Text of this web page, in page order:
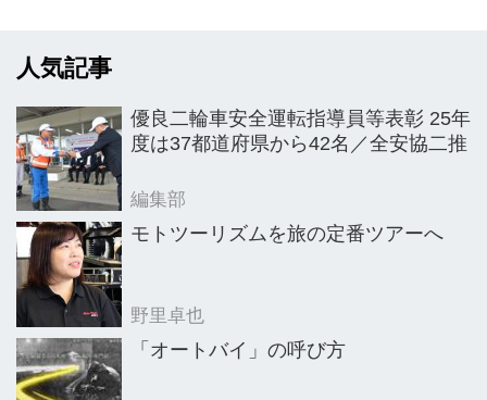
クロストーク形式で進められた。
人気記事
優良二輪車安全運転指導員等表彰 25年
度は37都道府県から42名／全安協二推
編集部
モトツーリズムを旅の定番ツアーへ
野里卓也
「オートバイ」の呼び方